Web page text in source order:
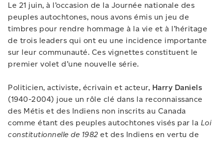
Le 21 juin, à l’occasion de la Journée nationale des
peuples autochtones, nous avons émis un jeu de
timbres pour rendre hommage à la vie et à l’héritage
de trois leaders qui ont eu une incidence importante
sur leur communauté. Ces vignettes constituent le
premier volet d’une nouvelle série.
Politicien, activiste, écrivain et acteur, Harry Daniels
(1940-2004) joue un rôle clé dans la reconnaissance
des Métis et des Indiens non inscrits au Canada
comme étant des peuples autochtones visés par la Loi
constitutionnelle de 1982 et des Indiens en vertu de